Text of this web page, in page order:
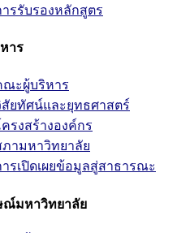
ารรับรองหลักสูตร
าร
ณะผู้บริหาร
สัยทัศน์และยุทธศาสตร์
รงสร้างองค์กร
ภามหาวิทยาลัย
ารเปิดเผยข้อมูลสู่สาธารณะ
ณ์มหาวิทยาลัย